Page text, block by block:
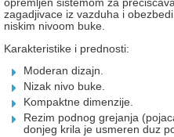
opremljen sistemom za
zagadjivace iz vazduha i
niskim nivoom buke.
Karakteristike i prednosti:
Moderan dizajn.
Nizak nivo buke.
Kompaktne dimenzije.
Rezim podnog grejanja
donjeg krila je usmeren duz